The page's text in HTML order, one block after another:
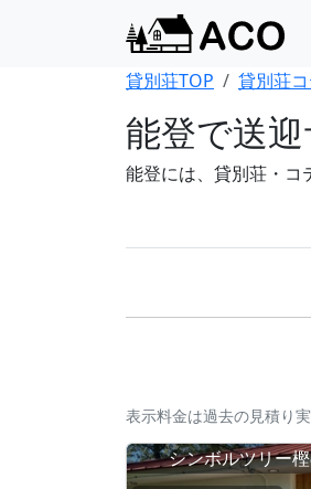
貸別荘TOP
貸別荘
能登で送
能登には、貸別荘・コ
表示料金は過去の見積り
シンボルツリー